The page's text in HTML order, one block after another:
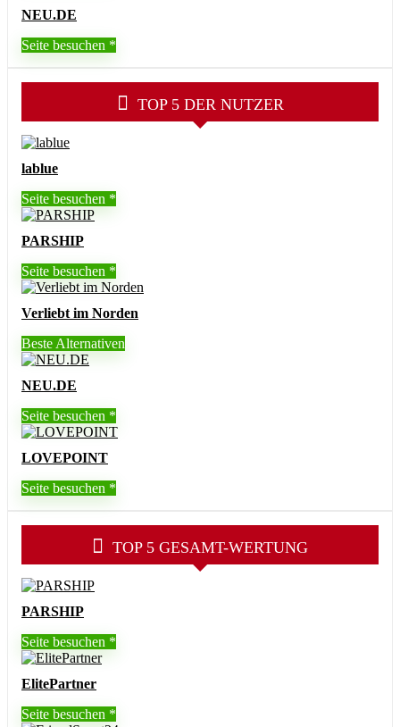
NEU.DE
Seite besuchen
TOP 5 DER NUTZER
lablue
Seite besuchen
PARSHIP
Seite besuchen
Verliebt im Norden
Beste Alternativen
NEU.DE
Seite besuchen
LOVEPOINT
Seite besuchen
TOP 5 GESAMT-WERTUNG
PARSHIP
Seite besuchen
ElitePartner
Seite besuchen